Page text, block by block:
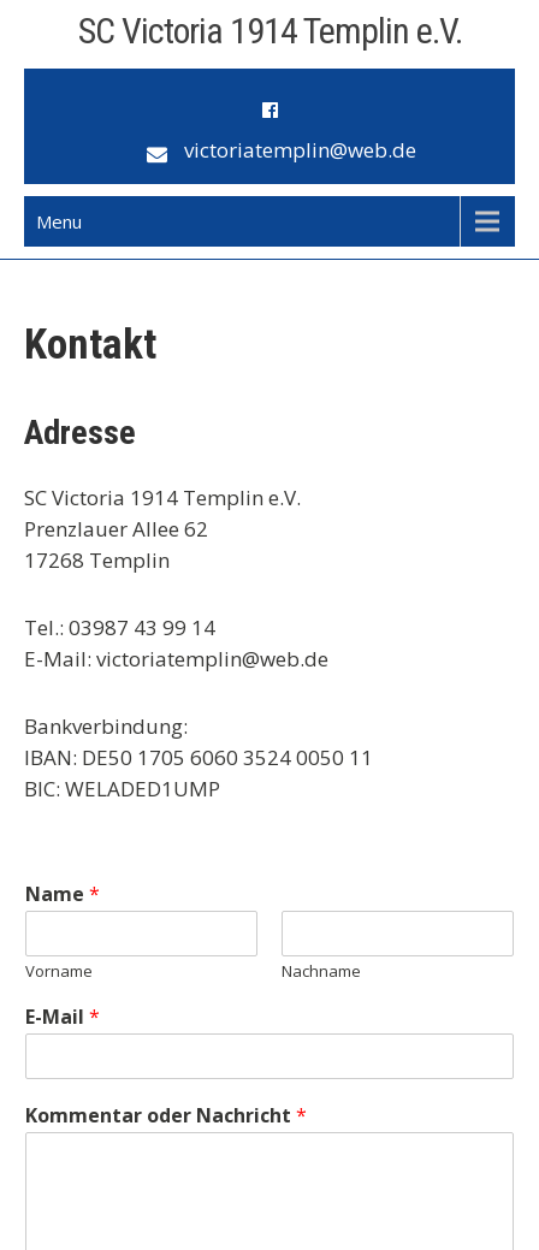
content
SC Victoria 1914 Templin e.V.
victoriatemplin@web.de
Menu
Kontakt
Adresse
SC Victoria 1914 Templin e.V.
Prenzlauer Allee 62
17268 Templin
Tel.: 03987 43 99 14
E-Mail: victoriatemplin@web.de
Bankverbindung:
IBAN: DE50 1705 6060 3524 0050 11
BIC: WELADED1UMP
Name *
Vorname Nachname
E-Mail *
Kommentar oder Nachricht *